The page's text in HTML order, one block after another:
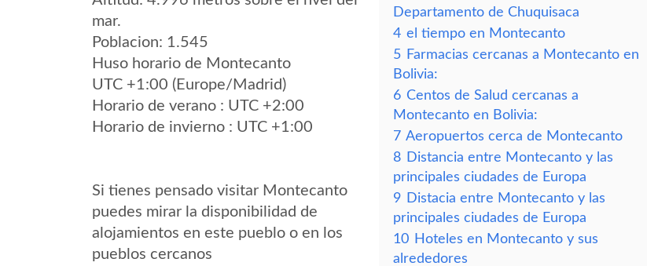
mar.
Poblacion: 1.545
Huso horario de Montecanto
UTC +1:00 (Europe/Madrid)
Horario de verano : UTC +2:00
Horario de invierno : UTC +1:00
Si tienes pensado visitar Montecanto
puedes mirar la disponibilidad de
alojamientos en este pueblo o en los
pueblos cercanos
Departamento de Chuquisaca
4 el tiempo en Montecanto
5 Farmacias cercanas a Montecanto en
Bolivia:
6 Centos de Salud cercanas a
Montecanto en Bolivia:
7 Aeropuertos cerca de Montecanto
8 Distancia entre Montecanto y las
principales ciudades de Europa
9 Distacia entre Montecanto y las
principales ciudades de Europa
10 Hoteles en Montecanto y sus
alrededores